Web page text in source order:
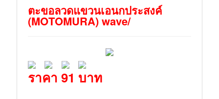
ตะขอลวดแขวนเอนกประสงค์
(MOTOMURA) wave/
ราคา 91 บาท